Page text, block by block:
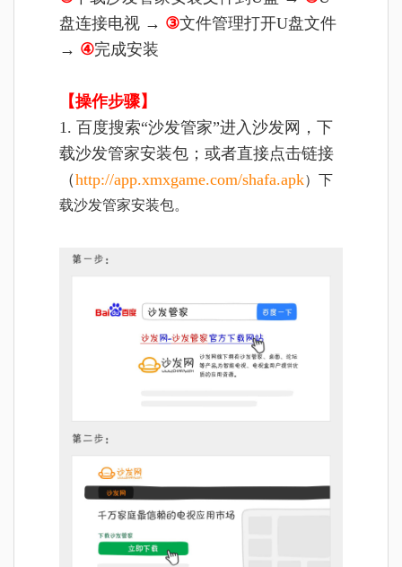
盘连接电视 → ③文件管理打开U盘文件
→ ④完成安装
【操作步骤】
1. 百度搜索“沙发管家”进入沙发网，下
载沙发管家安装包；或者直接点击链接
（http://app.xmxgame.com/shafa.apk）下
载沙发管家安装包。